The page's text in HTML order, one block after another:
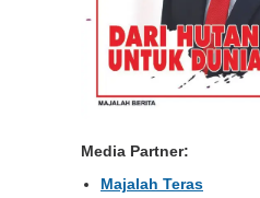
Media Partner:
Majalah Teras